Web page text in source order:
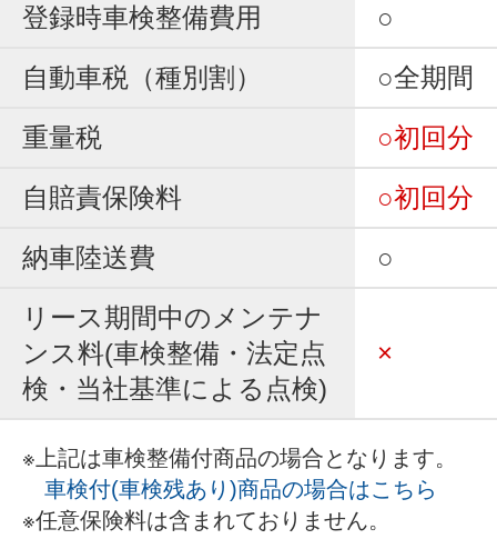
登録時車検整備費用
○
自動車税（種別割）
○全期間
重量税
○初回分
自賠責保険料
○初回分
納車陸送費
○
リース期間中のメンテナ
ンス料(車検整備・法定点
検・当社基準による点検)
×
※上記は車検整備付商品の場合となります。
車検付(車検残あり)商品の場合はこちら
※任意保険料は含まれておりません。